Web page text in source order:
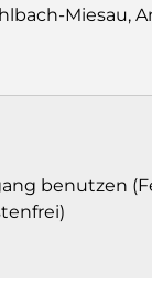
Miesau,
benutzen